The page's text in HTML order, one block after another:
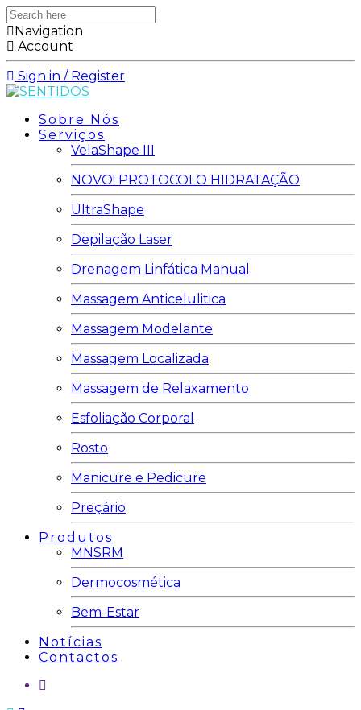
Search
here
Navigation
Account
Sign in / Register
Sobre Nós
Serviços
VelaShape III
NOVO! PROTOCOLO HIDRATAÇÃO
UltraShape
Depilação Laser
Drenagem Linfática Manual
Massagem Anticelulitica
Massagem Modelante
Massagem Localizada
Massagem de Relaxamento
Esfoliação Corporal
Rosto
Manicure e Pedicure
Preçário
Produtos
MNSRM
Dermocosmética
Bem-Estar
Notícias
Contactos